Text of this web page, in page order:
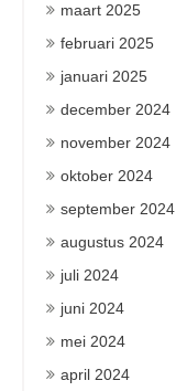
maart 2025
februari 2025
januari 2025
december 2024
november 2024
oktober 2024
september 2024
augustus 2024
juli 2024
juni 2024
mei 2024
april 2024